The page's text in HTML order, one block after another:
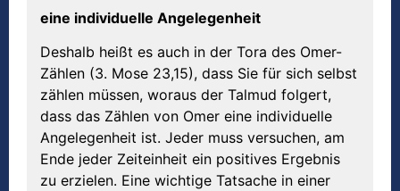
eine individuelle Angelegenheit
Deshalb heißt es auch in der Tora des Omer-
Zählen (3. Mose 23,15), dass Sie für sich selbst
zählen müssen, woraus der Talmud folgert,
dass das Zählen von Omer eine individuelle
Angelegenheit ist. Jeder muss versuchen, am
Ende jeder Zeiteinheit ein positives Ergebnis
zu erzielen. Eine wichtige Tatsache in einer